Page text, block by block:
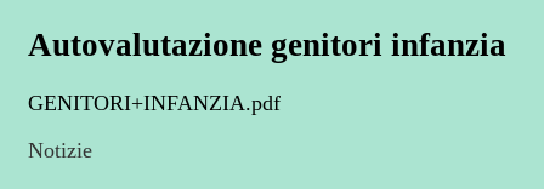
Autovalutazione genitori infanzia
GENITORI+INFANZIA.pdf
Notizie